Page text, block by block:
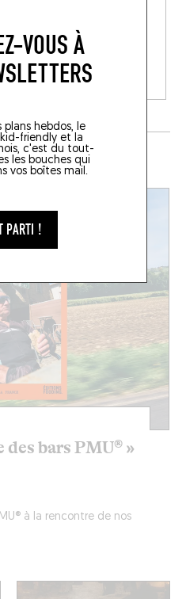
VOUS À
plans hebdos, le
friendly et la
c'est du tout-
les bouches qui
vos boîtes mail.
PARTI !
20 JUIL. 2026
LIRE LA SUITE
LE FOODING
des bars PMU® »
à la rencontre de nos